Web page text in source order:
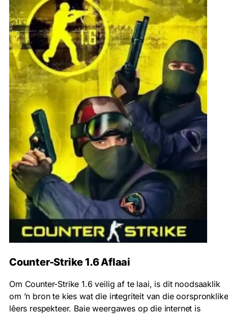
Counter-Strike 1.6 Aflaai
Om Counter-Strike 1.6 veilig af te laai, is dit noodsaaklik
om ’n bron te kies wat die integriteit van die oorspronklike
lêers respekteer. Baie weergawes op die internet is